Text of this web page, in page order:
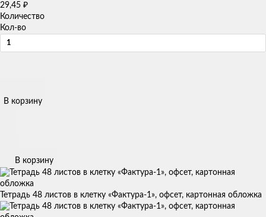
29,45 ₽
Количество
Кол-во
В корзину
В корзину
Тетрадь 48 листов в клетку «Фактура-1», офсет, картонная обложка